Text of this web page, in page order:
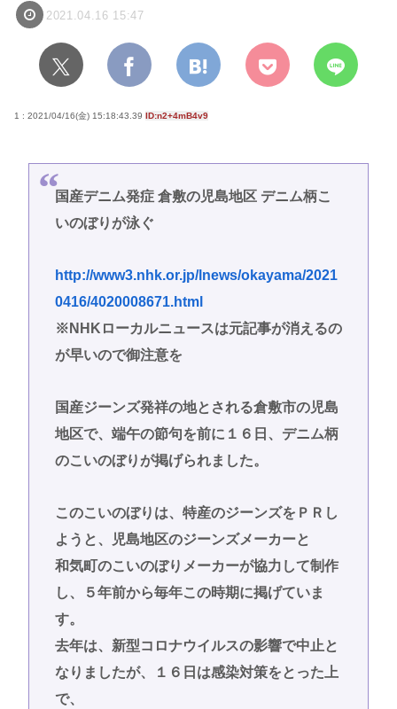
2021.04.16 15:47
1 : 2021/04/16(金) 15:18:43.39 ID:n2+4mB4v9
国産デニム発症 倉敷の児島地区 デニム柄こ
いのぼりが泳ぐ
http://www3.nhk.or.jp/lnews/okayama/2021
0416/4020008671.html
※NHKローカルニュースは元記事が消えるの
が早いので御注意を
国産ジーンズ発祥の地とされる倉敷市の児島
地区で、端午の節句を前に１６日、デニム柄
のこいのぼりが掲げられました。
このこいのぼりは、特産のジーンズをＰＲし
ようと、児島地区のジーンズメーカーと
和気町のこいのぼりメーカーが協力して制作
し、５年前から毎年この時期に掲げていま
す。
去年は、新型コロナウイルスの影響で中止と
なりましたが、１６日は感染対策をとった上
で、